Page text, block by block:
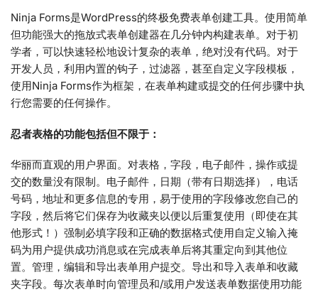
Ninja Forms是WordPress的终极免费表单创建工具。使用简单
但功能强大的拖放式表单创建器在几分钟内构建表单。对于初
学者，可以快速轻松地设计复杂的表单，绝对没有代码。对于
开发人员，利用内置的钩子，过滤器，甚至自定义字段模板，
使用Ninja Forms作为框架，在表单构建或提交的任何步骤中执
行您需要的任何操作。
忍者表格的功能包括但不限于：
华丽而直观的用户界面。对表格，字段，电子邮件，操作或提
交的数量没有限制。电子邮件，日期（带有日期选择），电话
号码，地址和更多信息的专用，易于使用的字段修改您自己的
字段，然后将它们保存为收藏夹以便以后重复使用（即使在其
他形式！）强制必填字段和正确的数据格式使用自定义输入掩
码为用户提供成功消息或在完成表单后将其重定向到其他位
置。管理，编辑和导出表单用户提交。导出和导入表单和收藏
夹字段。每次表单时向管理员和/或用户发送表单数据使用功能